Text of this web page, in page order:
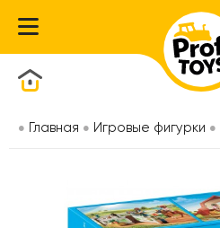
Главная Игровые фигурки
Каталог товаров